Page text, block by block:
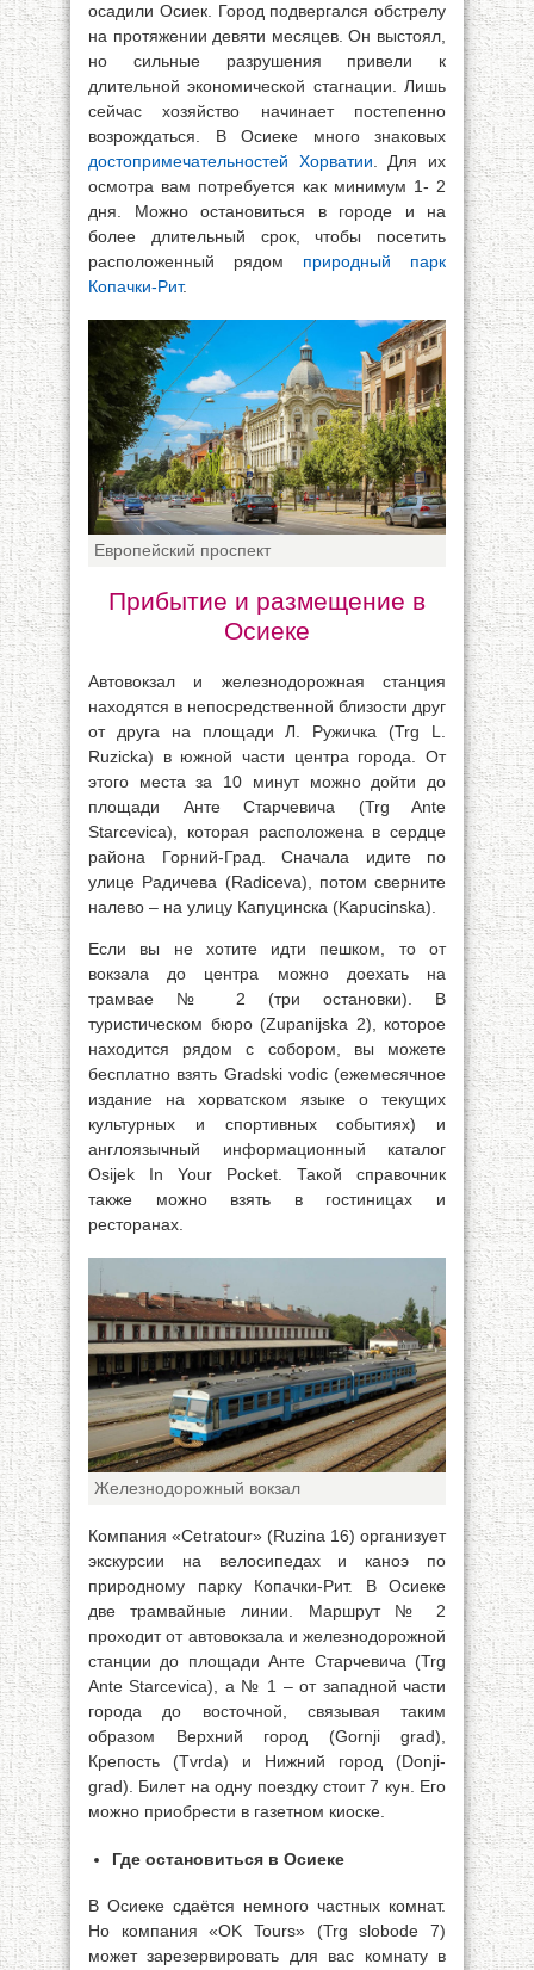
осадили Осиек. Город подвергался обстрелу
на протяжении девяти месяцев. Он выстоял,
но сильные разрушения привели к
длительной экономической стагнации. Лишь
сейчас хозяйство начинает постепенно
возрождаться. В Осиеке много знаковых
достопримечательностей Хорватии . Для их
осмотра вам потребуется как минимум 1- 2
дня. Можно остановиться в городе и на
более длительный срок, чтобы посетить
расположенный рядом природный парк
Копачки-Рит.
Европейский проспект
Прибытие и размещение в
Осиеке
Автовокзал и железнодорожная станция
находятся в непосредственной близости друг
от друга на площади Л. Ружичка (Trg L.
Ruzicka) в южной части центра города. От
этого места за 10 минут можно дойти до
площади Анте Старчевича (Trg Ante
Starcevica), которая расположена в сердце
района Горний-Град. Сначала идите по
улице Радичева (Radiceva), потом сверните
налево – на улицу Капуцинска (Kapucinska).
Если вы не хотите идти пешком, то от
вокзала до центра можно доехать на
трамвае № 2 (три остановки). В
туристическом бюро (Zupanijska 2), которое
находится рядом с собором, вы можете
бесплатно взять Gradski vodic (ежемесячное
издание на хорватском языке о текущих
культурных и спортивных событиях) и
англоязычный информационный каталог
Osijek In Your Pocket. Такой справочник
также можно взять в гостиницах и
ресторанах.
Железнодорожный вокзал
Компания «Cetratour» (Ruzina 16) организует
экскурсии на велосипедах и каноэ по
природному парку Копачки-Рит. В Осиеке
две трамвайные линии. Маршрут № 2
проходит от автовокзала и железнодорожной
станции до площади Анте Старчевича (Trg
Ante Starcevica), a № 1 – от западной части
города до восточной, связывая таким
образом Верхний город (Gornji grad),
Крепость (Tvrda) и Нижний город (Donji-
grad). Билет на одну поездку стоит 7 кун. Его
можно приобрести в газетном киоске.
Где остановиться в Осиеке
В Осиеке сдаётся немного частных комнат.
Но компания «OK Tours» (Trg slobode 7)
может зарезервировать для вас комнату в